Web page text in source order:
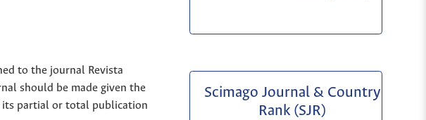
to the journal Revista
should be made given the
its partial or total publication
Scimago Journal & Country
Rank (SJR)